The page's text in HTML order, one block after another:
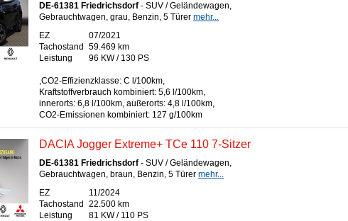
DE-61381 Friedrichsdorf - SUV / Geländewagen,
Gebrauchtwagen, grau, Benzin, 5 Türer mehr...
EZ
07/2021
Tachostand
59.469 km
Leistung
96 KW / 130 PS
,CO2-Effizienzklasse: C l/100km,
Kraftstoffverbrauch kombiniert: 5,6 l/100km,
innerorts: 6,8 l/100km, außerorts: 4,8 l/100km,
CO2-Emissionen kombiniert: 127 g/100km
DACIA Jogger Extreme+ TCe 110 7-Sitzer
DE-61381 Friedrichsdorf - SUV / Geländewagen,
Gebrauchtwagen, braun, Benzin, 5 Türer mehr...
EZ
11/2024
Tachostand
22.500 km
Leistung
81 KW / 110 PS